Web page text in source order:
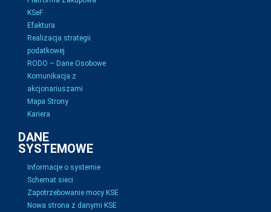
KSeF
Efaktura
Realizacja strategii
podatkowej
RODO – Dane Osobowe
Komunikacja z
akcjonariuszami
Mapa Strony
Kariera
DANE
SYSTEMOWE
Informacje o systemie
Schemat sieci
Zapotrzebowanie mocy KSE
Nowa strona z danymi KSE